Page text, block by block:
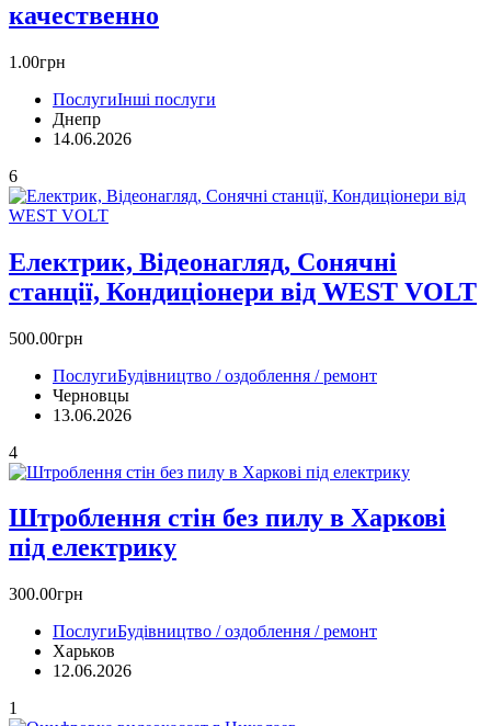
качественно
1.00грн
ПослугиІнші послуги
Днепр
14.06.2026
6
Електрик, Відеонагляд, Сонячні
станції, Кондиціонери від WEST VOLT
500.00грн
ПослугиБудівництво / оздоблення / ремонт
Черновцы
13.06.2026
4
Штроблення стін без пилу в Харкові
під електрику
300.00грн
ПослугиБудівництво / оздоблення / ремонт
Харьков
12.06.2026
1